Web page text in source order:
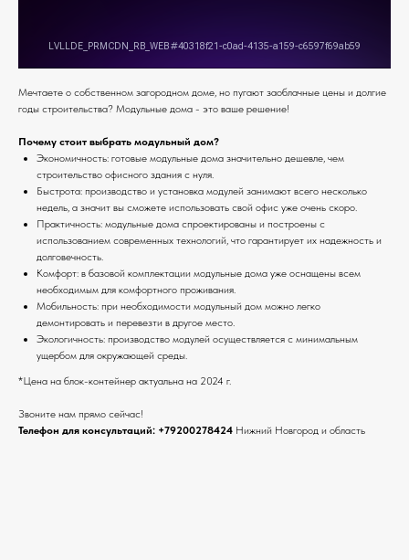
Мечтаете о собственном загородном доме, но пугают заоблачные цены и долгие
годы строительства? Модульные дома - это ваше решение!
Почему стоит выбрать модульный дом?
Экономичность: готовые модульные дома значительно дешевле, чем
строительство офисного здания с нуля.
Быстрота: производство и установка модулей занимают всего несколько
недель, а значит вы сможете использовать свой офис уже очень скоро.
Практичность: модульные дома спроектированы и построены с
использованием современных технологий, что гарантирует их надежность и
долговечность.
Комфорт: в базовой комплектации модульные дома уже оснащены всем
необходимым для комфортного проживания.
Мобильность: при необходимости модульный дом можно легко
демонтировать и перевезти в другое место.
Экологичность: производство модулей осуществляется с минимальным
ущербом для окружающей среды.
*Цена на блок-контейнер актуальна на 2024 г.
Звоните нам прямо сейчас!
Телефон для консультаций: +79200278424 Нижний Новгород и область